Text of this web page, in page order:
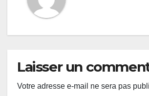
Laisser un
Votre adresse e-mail ne sera pas